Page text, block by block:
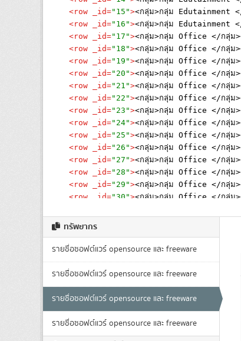
ทรัพยากร
รายชื่อซอฟต์แวร์ opensource และ freeware
รายชื่อซอฟต์แวร์ opensource และ freeware
รายชื่อซอฟต์แวร์ opensource และ freeware
รายชื่อซอฟต์แวร์ opensource และ freeware